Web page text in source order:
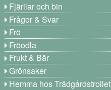
Fjärilar och bin
Frågor & Svar
Frö
Fröodla
Frukt & Bär
Grönsaker
Hemma hos Trädgårdstrollet